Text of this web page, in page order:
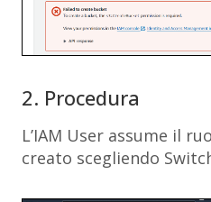
2. Procedura
L’IAM User assume il
creato scegliendo